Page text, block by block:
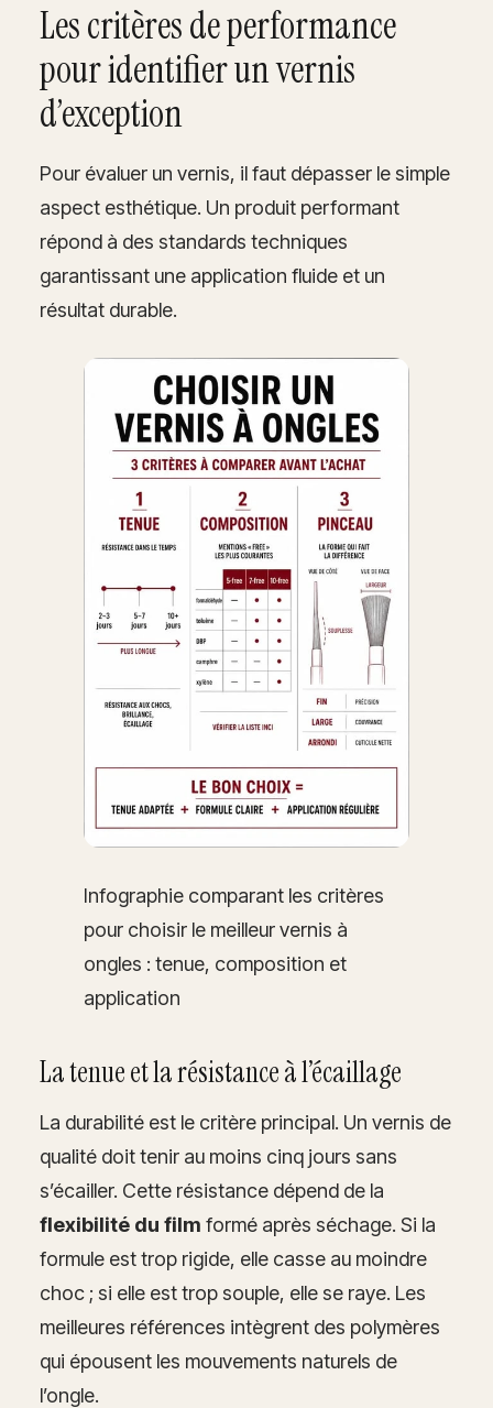
Les critères de performance
pour identifier un vernis
d’exception
Pour évaluer un vernis, il faut dépasser le simple
aspect esthétique. Un produit performant
répond à des standards techniques
garantissant une application fluide et un
résultat durable.
Infographie comparant les critères
pour choisir le meilleur vernis à
ongles : tenue, composition et
application
La tenue et la résistance à l’écaillage
La durabilité est le critère principal. Un vernis de
qualité doit tenir au moins cinq jours sans
s’écailler. Cette résistance dépend de la
flexibilité du film formé après séchage. Si la
formule est trop rigide, elle casse au moindre
choc ; si elle est trop souple, elle se raye. Les
meilleures références intègrent des polymères
qui épousent les mouvements naturels de
l’ongle.